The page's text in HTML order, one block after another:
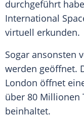
durchgeführt
International
virtuell erkunden.
Sogar ansonsten
werden geöffnet.
London öffnet
über 80 Millionen
beinhaltet.